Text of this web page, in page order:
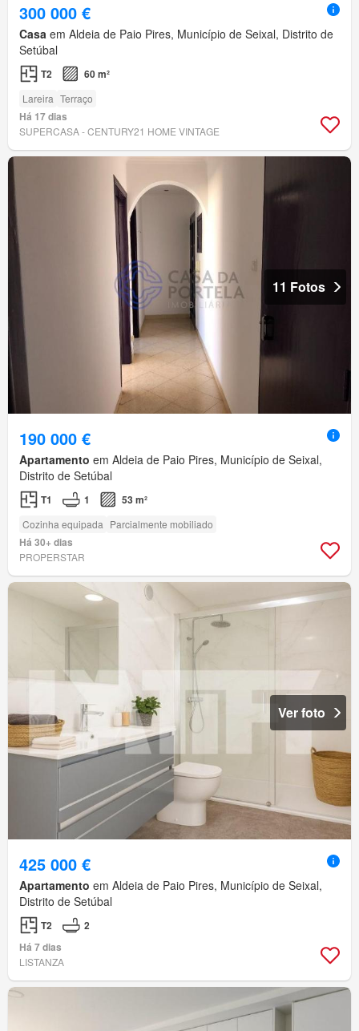
300 000 €
Casa em Aldeia de Paio Pires, Município de Seixal, Distrito de
Setúbal
T2 60 m²
Lareira Terraço
Há 17 dias
SUPERCASA - CENTURY21 HOME VINTAGE
11 Fotos
190 000 €
Apartamento em Aldeia de Paio Pires, Município de Seixal,
Distrito de Setúbal
T1 1 53 m²
Cozinha equipada Parcialmente mobiliado
Há 30+ dias
PROPERSTAR
Ver foto
425 000 €
Apartamento em Aldeia de Paio Pires, Município de Seixal,
Distrito de Setúbal
T2
2
Há 7 dias
LISTANZA